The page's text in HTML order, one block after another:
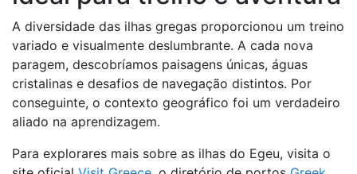
A diversidade das ilhas gregas proporcionou um treino
variado e visualmente deslumbrante. A cada nova
paragem, descobríamos paisagens únicas, águas
cristalinas e desafios de navegação distintos. Por
conseguinte, o contexto geográfico foi um verdadeiro
aliado na aprendizagem.
Para explorares mais sobre as ilhas do Egeu, visita o